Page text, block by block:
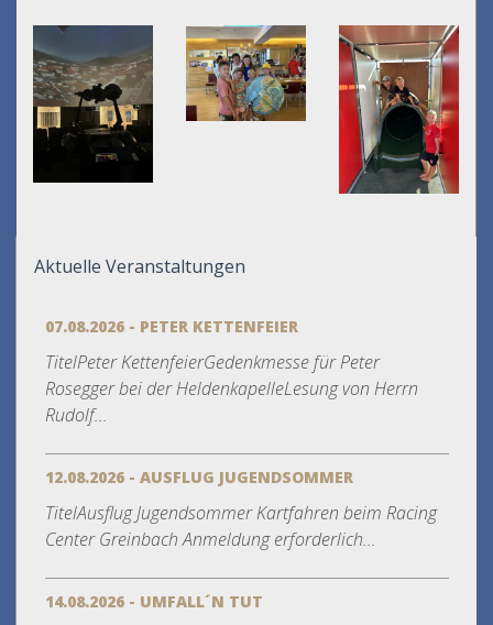
Aktuelle Veranstaltungen
07.08.2026 - PETER KETTENFEIER
TitelPeter KettenfeierGedenkmesse für Peter
Rosegger bei der HeldenkapelleLesung von Herrn
Rudolf...
12.08.2026 - AUSFLUG JUGENDSOMMER
TitelAusflug Jugendsommer Kartfahren beim Racing
Center Greinbach Anmeldung erforderlich...
14.08.2026 - UMFALL´N TUT